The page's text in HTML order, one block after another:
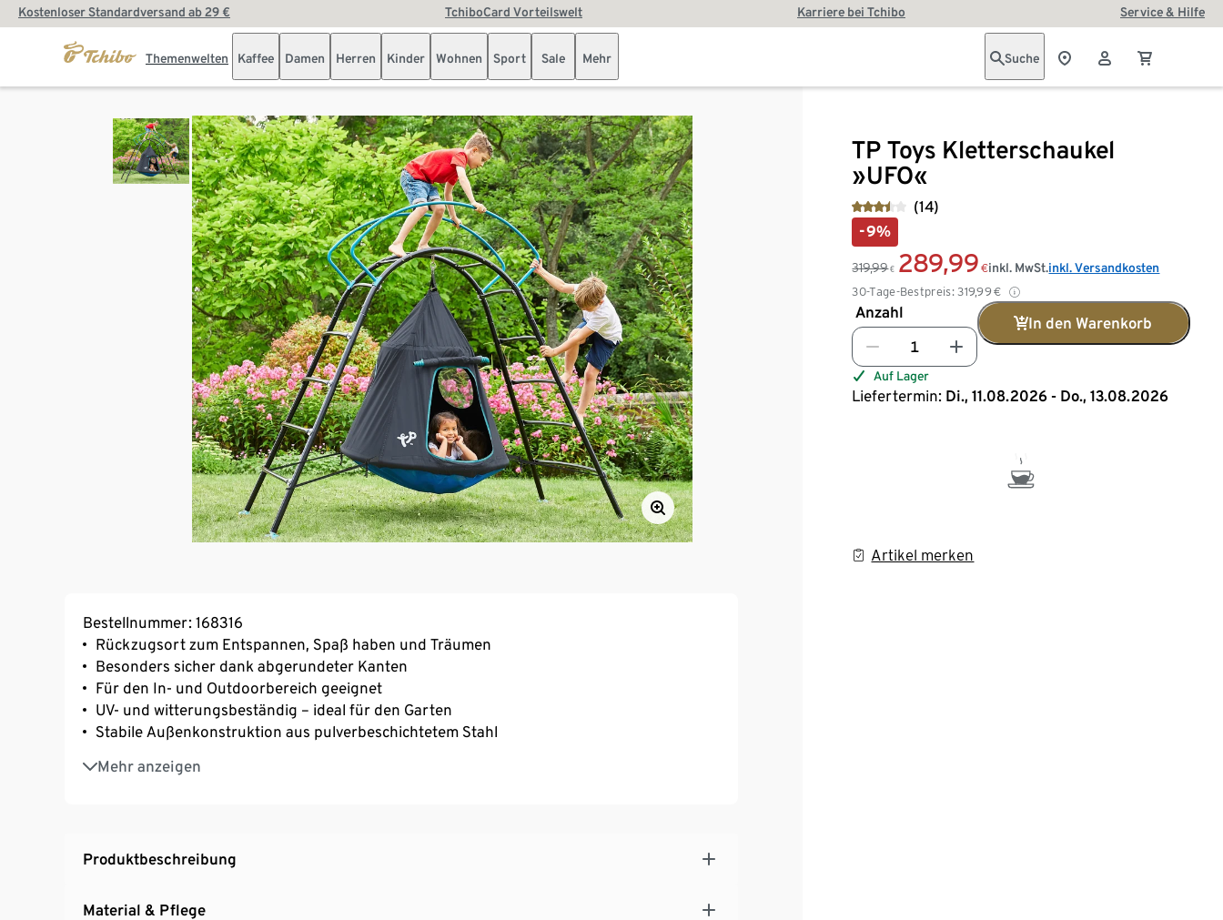
Kostenloser Standardversand ab 29 € TchiboCard Vorteilswelt Karriere bei Tchibo Service & Hilfe
Themenwelten Kaffee Damen Herren Kinder Wohnen Sport Sale Mehr Suche
TP Toys Kletterschaukel
»UFO«
(14)
-9%
319,99 € 289,99 €
30-Tage-Bestpreis: 319,99€
inkl. MwSt.inkl. Versandkosten
Anzahl
In den Warenkorb
Auf Lager
Liefertermin: Di., 11.08.2026 - Do., 13.08.2026
Artikel merken
Bestellnummer: 168316
Rückzugsort zum Entspannen, Spaß haben und Träumen
Besonders sicher dank abgerundeter Kanten
Für den In- und Outdoorbereich geeignet
UV- und witterungsbeständig – ideal für den Garten
Stabile Außenkonstruktion aus pulverbeschichtetem Stahl
Mehr anzeigen
Integriertes Mesh-Moskitonetz-Fenster für mehr Licht
Verschließbare Tür
Produktbeschreibung
Material & Pflege